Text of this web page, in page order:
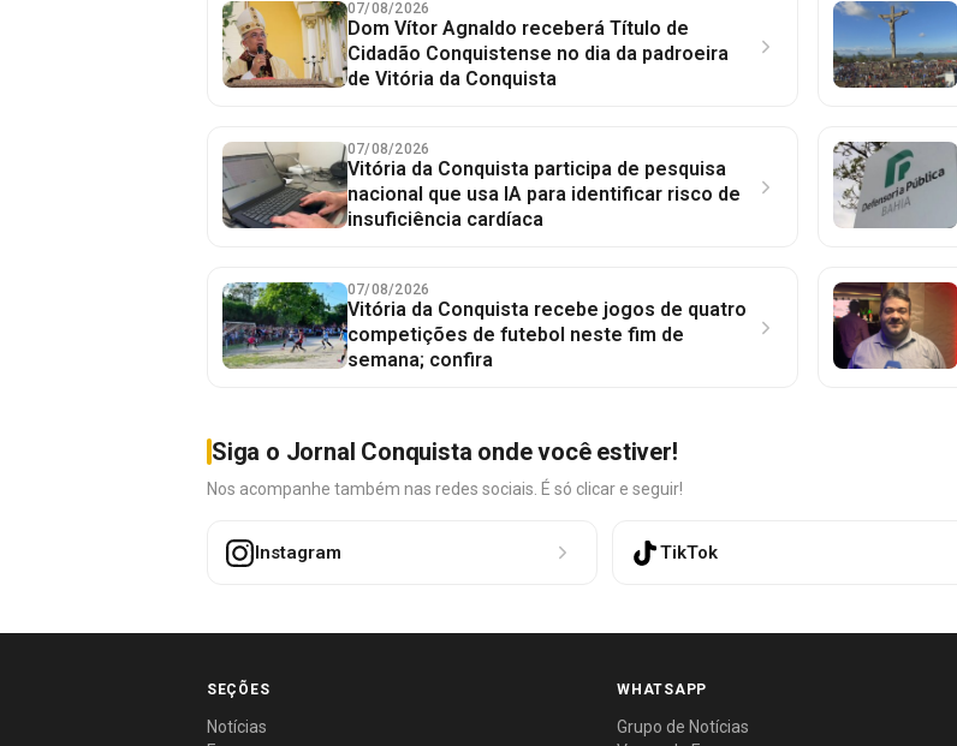
07/08/2026
Dom Vítor Agnaldo receberá Título de
Cidadão Conquistense no dia da padroeira
de Vitória da Conquista
07/08/2026
Vitória da Conquista participa de pesquisa
nacional que usa IA para identificar risco de
insuficiência cardíaca
07/08/2026
Vitória da Conquista recebe jogos de quatro
competições de futebol neste fim de
semana; confira
Siga o Jornal Conquista onde você estiver!
Nos acompanhe também nas redes sociais. É só clicar e seguir!
Instagram TikTok
SEÇÕES
Notícias
WHATSAPP
Grupo de Notícias